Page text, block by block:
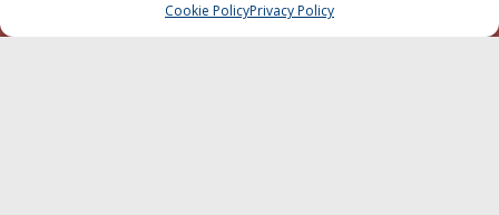
Cookie PolicyPrivacy Policy
CHIAMA SCRIVI